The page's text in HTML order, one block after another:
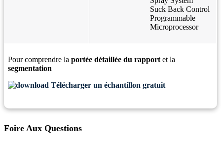
Suck Back Control
Programmable
Microprocessor
Pour comprendre la portée détaillée du rapport et la
segmentation
Télécharger un échantillon gratuit
Foire Aux Questions